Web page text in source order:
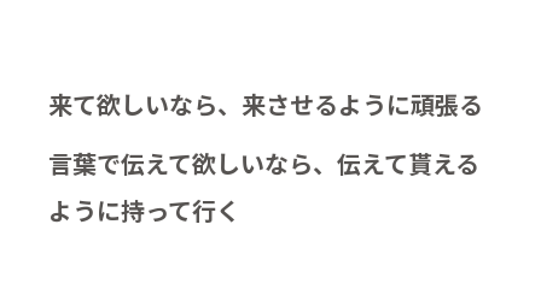
来て欲しいなら、来させるように頑張る
言葉で伝えて欲しいなら、伝えて貰える
ように持って行く